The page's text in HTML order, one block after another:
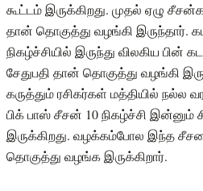
கூட்டம் இருக்கிறது. முதல் ஏழு
தான் தொகுத்து வழங்கி இருந்தார்.
நிகழ்ச்சியில் இருந்து விலகிய பின்
சேதுபதி தான் தொகுத்து வழங்கி
கருத்தும் ரசிகர்கள் மத்தியில் நல்ல
பிக் பாஸ் சீசன் 10 நிகழ்ச்சி
இருக்கிறது. வழக்கம்போல இந்த
தொகுத்து வழங்க இருக்கிறார்.